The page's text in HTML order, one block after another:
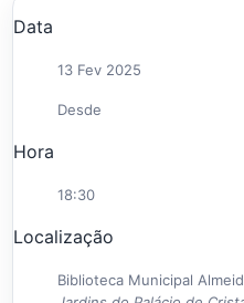
Data
13 Fev 2025
Desde
Hora
18:30
Localização
Biblioteca Municipal